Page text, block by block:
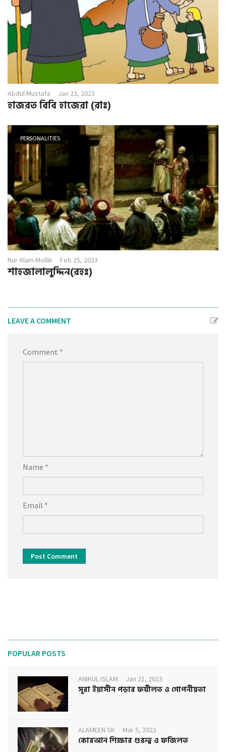
Abdul Mustafa Jan 23, 2023
হাজরত বিবি হাজেরা (রাঃ)
PERSONALITIES
Nur Alam Mollik Feb 25, 2023
শাহজালালুদ্দিন(রহঃ)
LEAVE A COMMENT
Comment *
Name *
Email *
Post Comment
POPULAR POSTS
ANIKUL ISLAM Jan 21, 2023
সূরা ইয়াসীন পড়ার ফযীলত ও গোপনীয়তা
ALAMEEN SK Mar 5, 2023
কোরআন শিক্ষার গুরুত্ব ও ফজিলত